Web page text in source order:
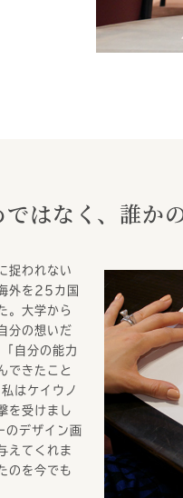
はなく、誰か
捉われない
外を25カ国
。大学から
分の想いだ
自分の能力
できたこと
はケイウノ
を受けまし
のデザイン画
えてくれま
のを今でも